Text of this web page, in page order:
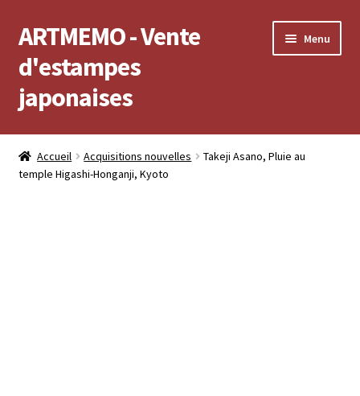
Aller
à
la
navigation
Aller
au
contenu
ARTMEMO - Vente
d'estampes
japonaises
Menu
Accueil
Frais d’envoi, délais de Livraison, règlement et retour
Accueil Acquisitions nouvelles
Takeji Asano, Pluie au
temple Higashi-Honganji, Kyoto